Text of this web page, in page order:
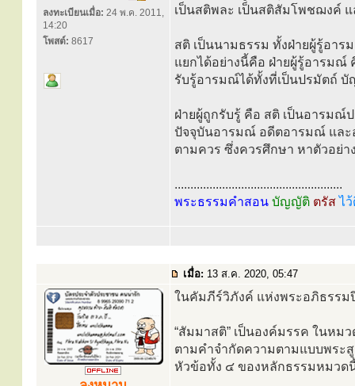
ลงทะเบียนเมื่อ: 24 พ.ค. 2011,
14:20
โพสต์: 8617
เป็นสติพละ เป็นสติสัมโพชฌงค์
สติ เป็นนามธรรม ทั้งฝ่ายผู้รู้อา
แยกได้อย่างนี้คือ ฝ่ายผู้รู้อารมณ์
รับรู้อารมณ์ได้ทั้งที่เป็นปรมัตถ์
ฝ่ายผู้ถูกรับรู้ คือ สติ เป็นอารมณ์
ปัจจุบันอารมณ์ อดีตอารมณ์ แล
ตามควร ซึ่งควรศึกษา หาตัวอย่า
.....................................................
พระธรรมคำสอน บัญญัติ ตรัสไ
เมื่อ: 13 ส.ค. 2020, 05:47
ในคัมภีร์วิภังค์ แห่งพระอภิธรรม
“สัมมาสติ” เป็นองค์มรรค ในห
ตามคำจำกัดความตามแบบพระ
หัวข้อทั้ง ๔ ของหลักธรรมหมวด